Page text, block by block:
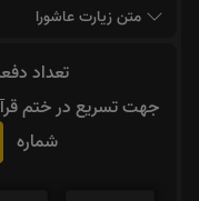
متن زیارت عاشورا
تعداد
جهت تسریع در ختم
شماره